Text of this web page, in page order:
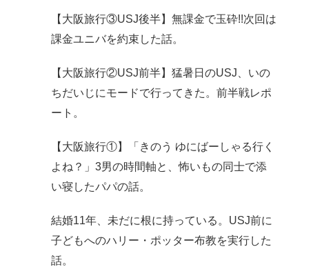
【大阪旅行③USJ後半】無課金で玉砕!!次回は
課金ユニバを約束した話。
【大阪旅行②USJ前半】猛暑日のUSJ、いの
ちだいじにモードで行ってきた。前半戦レポ
ート。
【大阪旅行①】「きのう ゆにばーしゃる行く
よね？」3男の時間軸と、怖いもの同士で添
い寝したパパの話。
結婚11年、未だに根に持っている。USJ前に
子どもへのハリー・ポッター布教を実行した
話。